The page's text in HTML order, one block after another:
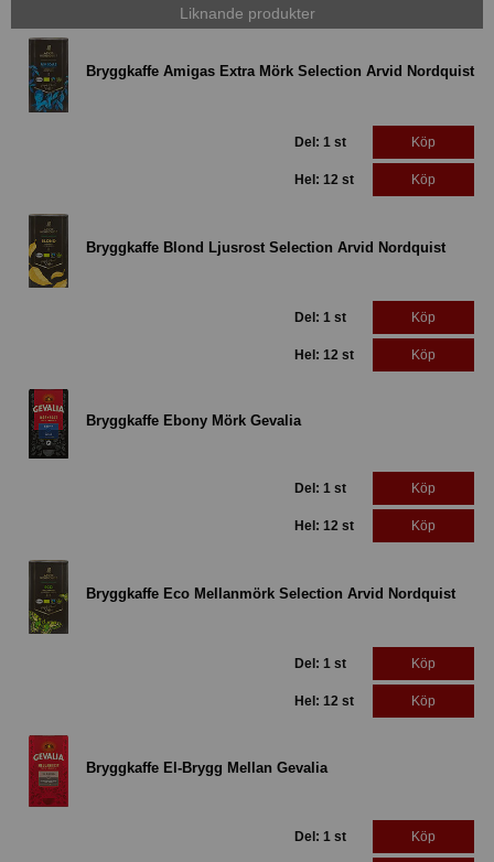
Liknande produkter
Bryggkaffe Amigas Extra Mörk Selection Arvid Nordquist
Del: 1 st Köp
Hel: 12 st Köp
Bryggkaffe Blond Ljusrost Selection Arvid Nordquist
Del: 1 st Köp
Hel: 12 st Köp
Bryggkaffe Ebony Mörk Gevalia
Del: 1 st Köp
Hel: 12 st Köp
Bryggkaffe Eco Mellanmörk Selection Arvid Nordquist
Del: 1 st Köp
Hel: 12 st Köp
Bryggkaffe El-Brygg Mellan Gevalia
Del: 1 st Köp